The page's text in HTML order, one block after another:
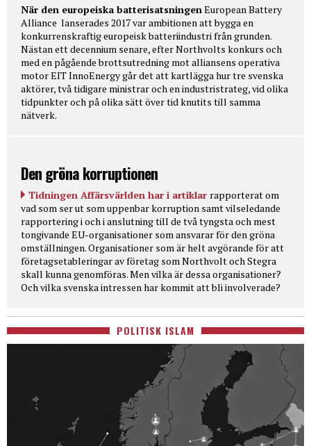
När den europeiska batterisatsningenEuropean Battery
Alliance lanserades 2017 var ambitionen att bygga en
konkurrenskraftig europeisk batteriindustri från grunden.
Nästan ett decennium senare, efter Northvolts konkurs och
med en pågående brottsutredning mot alliansens operativa
motor EIT InnoEnergy går det att kartlägga hur tre svenska
aktörer, två tidigare ministrar och en industristrateg, vid olika
tidpunkter och på olika sätt över tid knutits till samma
nätverk.
Den gröna korruptionen
Tidningen Affärsvärlden har i artiklar rapporterat om
vad som ser ut som uppenbar korruption samt vilseledande
rapportering i och i anslutning till de två tyngsta och mest
tongivande EU-organisationer som ansvarar för den gröna
omställningen. Organisationer som är helt avgörande för att
företagsetableringar av företag som Northvolt och Stegra
skall kunna genomföras. Men vilka är dessa organisationer?
Och vilka svenska intressen har kommit att bli involverade?
POLITISK ISLAM